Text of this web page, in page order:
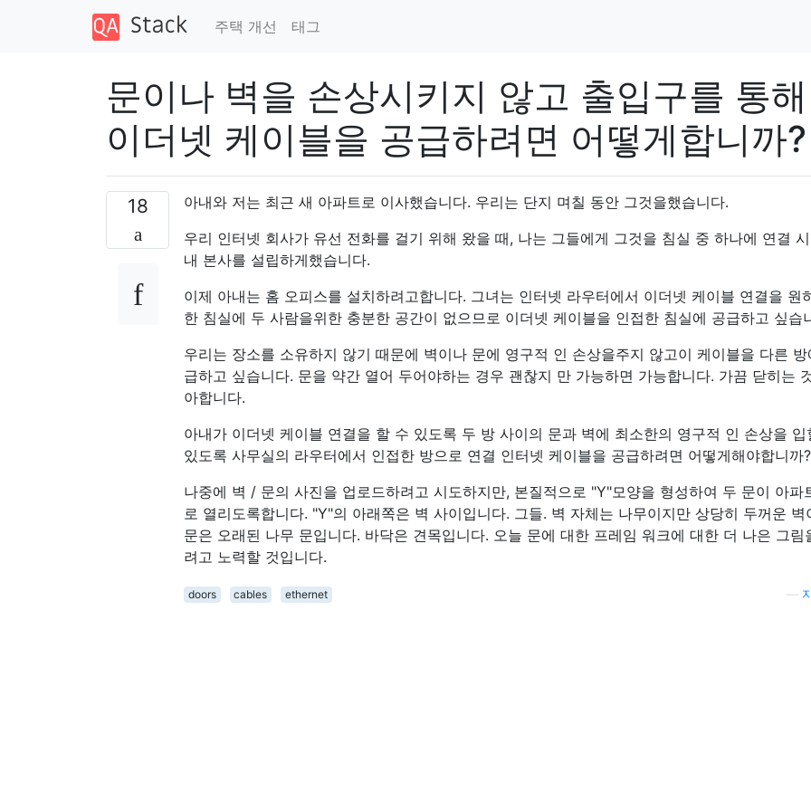
주택 개선 태그
문이나 벽을 손상시키지 않고 출입구를 통해
이더넷 케이블을 공급하려면 어떻게합니까?
18
아내와 저는 최근 새 아파트로 이사했습니다. 우리는 단지 며칠 동안 그것을했습니다.
우리 인터넷 회사가 유선 전화를 걸기 위해 왔을 때, 나는 그들에게 그것을 침실 중 하나에 연결
내 본사를 ​​설립하게했습니다.
이제 아내는 홈 오피스를 설치하려고합니다. 그녀는 인터넷 라우터에서 이더넷 케이블 연결을 원
한 침실에 두 사람을위한 충분한 공간이 없으므로 이더넷 케이블을 인접한 침실에 공급하고 싶습
우리는 장소를 소유하지 않기 때문에 벽이나 문에 영구적 인 손상을주지 않고이 케이블을 다른 방
급하고 싶습니다. 문을 약간 열어 두어야하는 경우 괜찮지 만 가능하면 가능합니다. 가끔 닫히는
아합니다.
아내가 이더넷 케이블 연결을 할 수 있도록 두 방 사이의 문과 벽에 최소한의 영구적 인 손상을 입
있도록 사무실의 라우터에서 인접한 방으로 연결 인터넷 케이블을 공급하려면 어떻게해야합니까?
나중에 벽 / 문의 사진을 업로드하려고 시도하지만, 본질적으로 "Y"모양을 형성하여 두 문이 아파
로 열리도록합니다. "Y"의 아래쪽은 벽 사이입니다. 그들. 벽 자체는 나무이지만 상당히 두꺼운 벽
문은 오래된 나무 문입니다. 바닥은 견목입니다. 오늘 문에 대한 프레임 워크에 대한 더 나은 그림
려고 노력할 것입니다.
doors cables ethernet